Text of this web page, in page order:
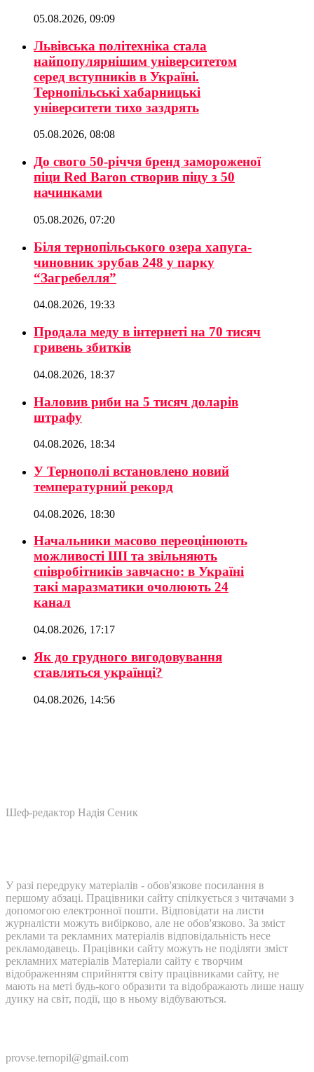
05.08.2026, 09:09
Львівська політехніка стала
найпопулярнішим університетом
серед вступників в Україні.
Тернопільські хабарницькі
університети тихо заздрять
05.08.2026, 08:08
До свого 50-річчя бренд замороженої
піци Red Baron створив піцу з 50
начинками
05.08.2026, 07:20
Біля тернопільського озера хапуга-
чиновник зрубав 248 у парку
“Загребелля”
04.08.2026, 19:33
Продала меду в інтернеті на 70 тисяч
гривень збитків
04.08.2026, 18:37
Наловив риби на 5 тисяч доларів
штрафу
04.08.2026, 18:34
У Тернополі встановлено новий
температурний рекорд
04.08.2026, 18:30
Начальники масово переоцінюють
можливості ШІ та звільняють
співробітників завчасно: в Україні
такі маразматики очолюють 24
канал
04.08.2026, 17:17
Як до грудного вигодовування
ставляться українці?
04.08.2026, 14:56
Шеф-редактор Надія Сеник
У разі передруку матеріалів - обов'язкове посилання в
першому абзаці. Працівники сайту спілкується з читачами з
допомогою електронної пошти. Відповідати на листи
журналісти можуть вибірково, але не обов'язково. За зміст
реклами та рекламних матеріалів відповідальність несе
рекламодавець. Працівнки сайту можуть не поділяти зміст
рекламних матеріалів Матеріали сайту є творчим
відображенням сприйняття світу працівниками сайту, не
мають на меті будь-кого образити та відображають лише нашу
дуику на світ, події, що в ньому відбуваються.
provse.ternopil@gmail.com